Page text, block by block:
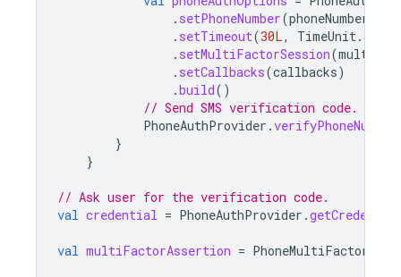
. setPhoneNumber(phoneNumber
. setTimeout(30L, TimeUnit.
. setMultiFactorSession(
. setCallbacks(callbacks)
.build()
// Send SMS verification code.
PhoneAuthProvider .verifyPhoneNumber
}
}
// Ask user for the verification code.
val credential = PhoneAuthProvider .
val multiFactorAssertion =